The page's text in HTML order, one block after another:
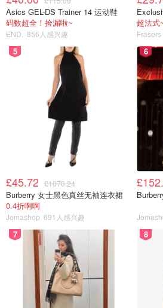
5. 热锅，加蒜瓣儿炒香，加辅食
香，加鸡肉码在盘子中。
Asics GEL-DS Trainer 14 运动鞋
码数超全！捡漏啦~
END. 856人感兴趣
超法式
Frasers
5
£45.72 £1070.24
Burberry 女士黑色真丝无袖连衣裙
0.4折啊啊
Jomashop 691人感兴趣
6
7 8